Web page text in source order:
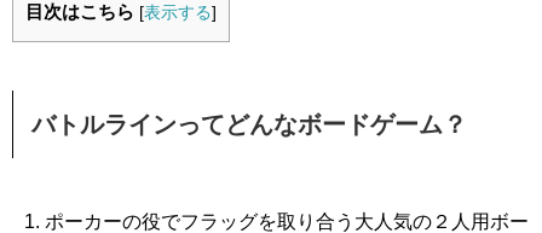
目次はこちら [表示する]
バトルラインってどんなボードゲーム？
ポーカーの役でフラッグを取り合う大人気の２人用ボー